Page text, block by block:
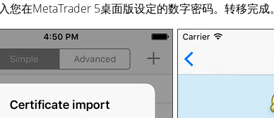
在MetaTrader 5桌面版设定的数字密码。转移完成。